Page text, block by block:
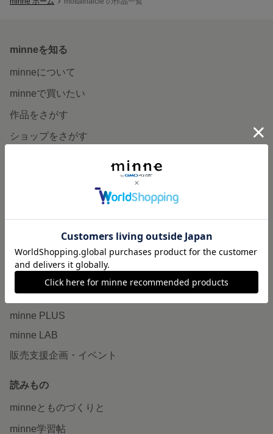
minneを知る
minneについて
minneで買いたい
作品をさがす
ショップをさがす
minneで売りたい
食品販売
ヴィンテージ販売
ダウンロード販売
minne PLUS
minne LAB
販売支援企画・イベント
読みもの
minneとものづくりと
minne学習帖